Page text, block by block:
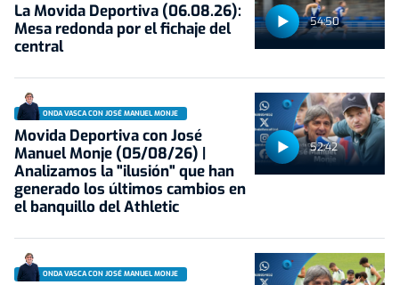
54:50
La Movida Deportiva (06.08.26):
Mesa redonda por el fichaje del
central
52:42
ONDA VASCA CON JOSÉ MANUEL MONJE
Movida Deportiva con José
Manuel Monje (05/08/26) |
Analizamos la "ilusión" que han
generado los últimos cambios en
el banquillo del Athletic
ONDA VASCA CON JOSÉ MANUEL MONJE